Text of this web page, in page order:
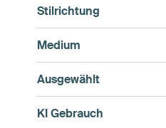
Stilrichtung
Medium
Ausgewählt
KI Gebrauch